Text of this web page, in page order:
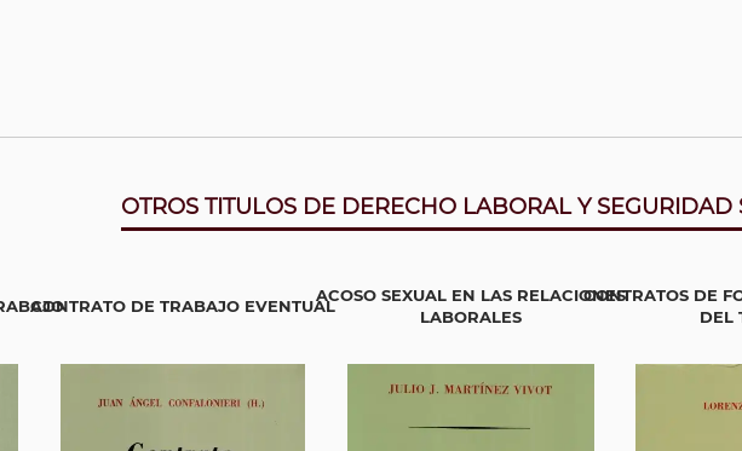
OTROS TITULOS DE DERECHO LABORAL Y SEGURIDAD
CONTRATO DE TRABAJO EVENTUAL
ACOSO SEXUAL EN LAS RELACIONES
LABORALES
CONTRATOS DE
DEL